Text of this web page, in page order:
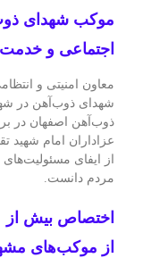
موکب شهدای
اجتماعی و
معاون امنیتی و
شهدای ذوب‌آهن در
ذوب‌آهن اصفهان در
عزاداران امام شهید
از ایفای
مردم دانست.
از موکب‌های